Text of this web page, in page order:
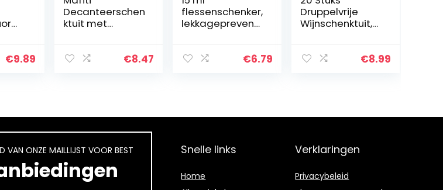
€9.89
Decanteerschen
ktuit met
schenktuit,
€8.47
flessenschenker,
lekkagepreventi
er, hard plastic
€6.79
Druppelvrije
Wijnschenktuit,
Herbruikbare€8.99
VAN ONZE MAILLIJST VOOR BEST Snelle links
Home
Verklaringen
Privacybeleid